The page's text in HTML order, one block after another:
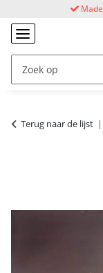
Terug naar de lijst